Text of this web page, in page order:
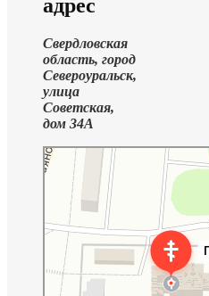
адрес
Свердловская
область, город
Североуральск,
улица
Советская,
дом 34А